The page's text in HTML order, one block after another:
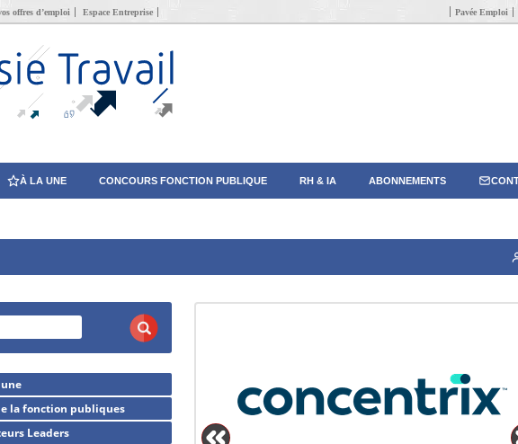
offres d’emploi Espace Entreprise Pavée Emploi
À LA UNE CONCOURS FONCTION PUBLIQUE RH & IA ABONNEMENTS
une
la fonction publiques
Leaders